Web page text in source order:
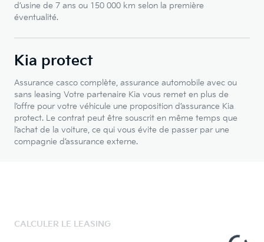
d’usine de 7 ans ou 150 000 km selon la première
éventualité.
Kia protect
Assurance casco complète, assurance automobile avec ou
sans leasing Votre partenaire Kia vous remet en plus de
l’offre pour votre véhicule une proposition d’assurance Kia
protect. Le contrat peut être souscrit en même temps que
l’achat de la voiture, ce qui vous évite de passer par une
compagnie d’assurance externe.
CALCULER LE LEASING